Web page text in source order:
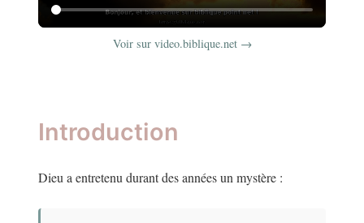
Voir sur video.biblique.net →
Introduction
Dieu a entretenu durant des années un mystère :